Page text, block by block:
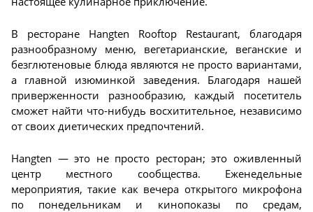
В ресторане Hangten Rooftop Restaurant, благодаря
разнообразному меню, вегетарианские, веганские и
безглютеновые блюда являются не просто вариантами,
а главной изюминкой заведения. Благодаря нашей
приверженности разнообразию, каждый посетитель
сможет найти что-нибудь восхитительное, независимо
от своих диетических предпочтений.
Hangten — это не просто ресторан; это оживленный
центр местного сообщества. Еженедельные
мероприятия, такие как вечера открытого микрофона
по понедельникам и кинопоказы по средам,